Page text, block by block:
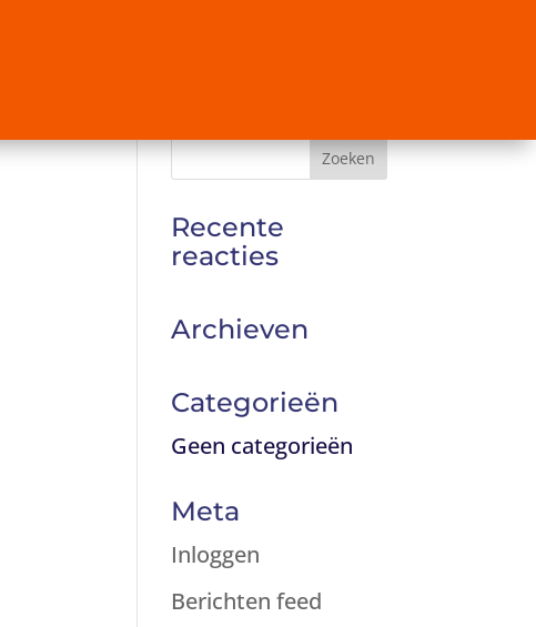
Recente
reacties
Archieven
Categorieën
Geen categorieën
Meta
Inloggen
Berichten feed